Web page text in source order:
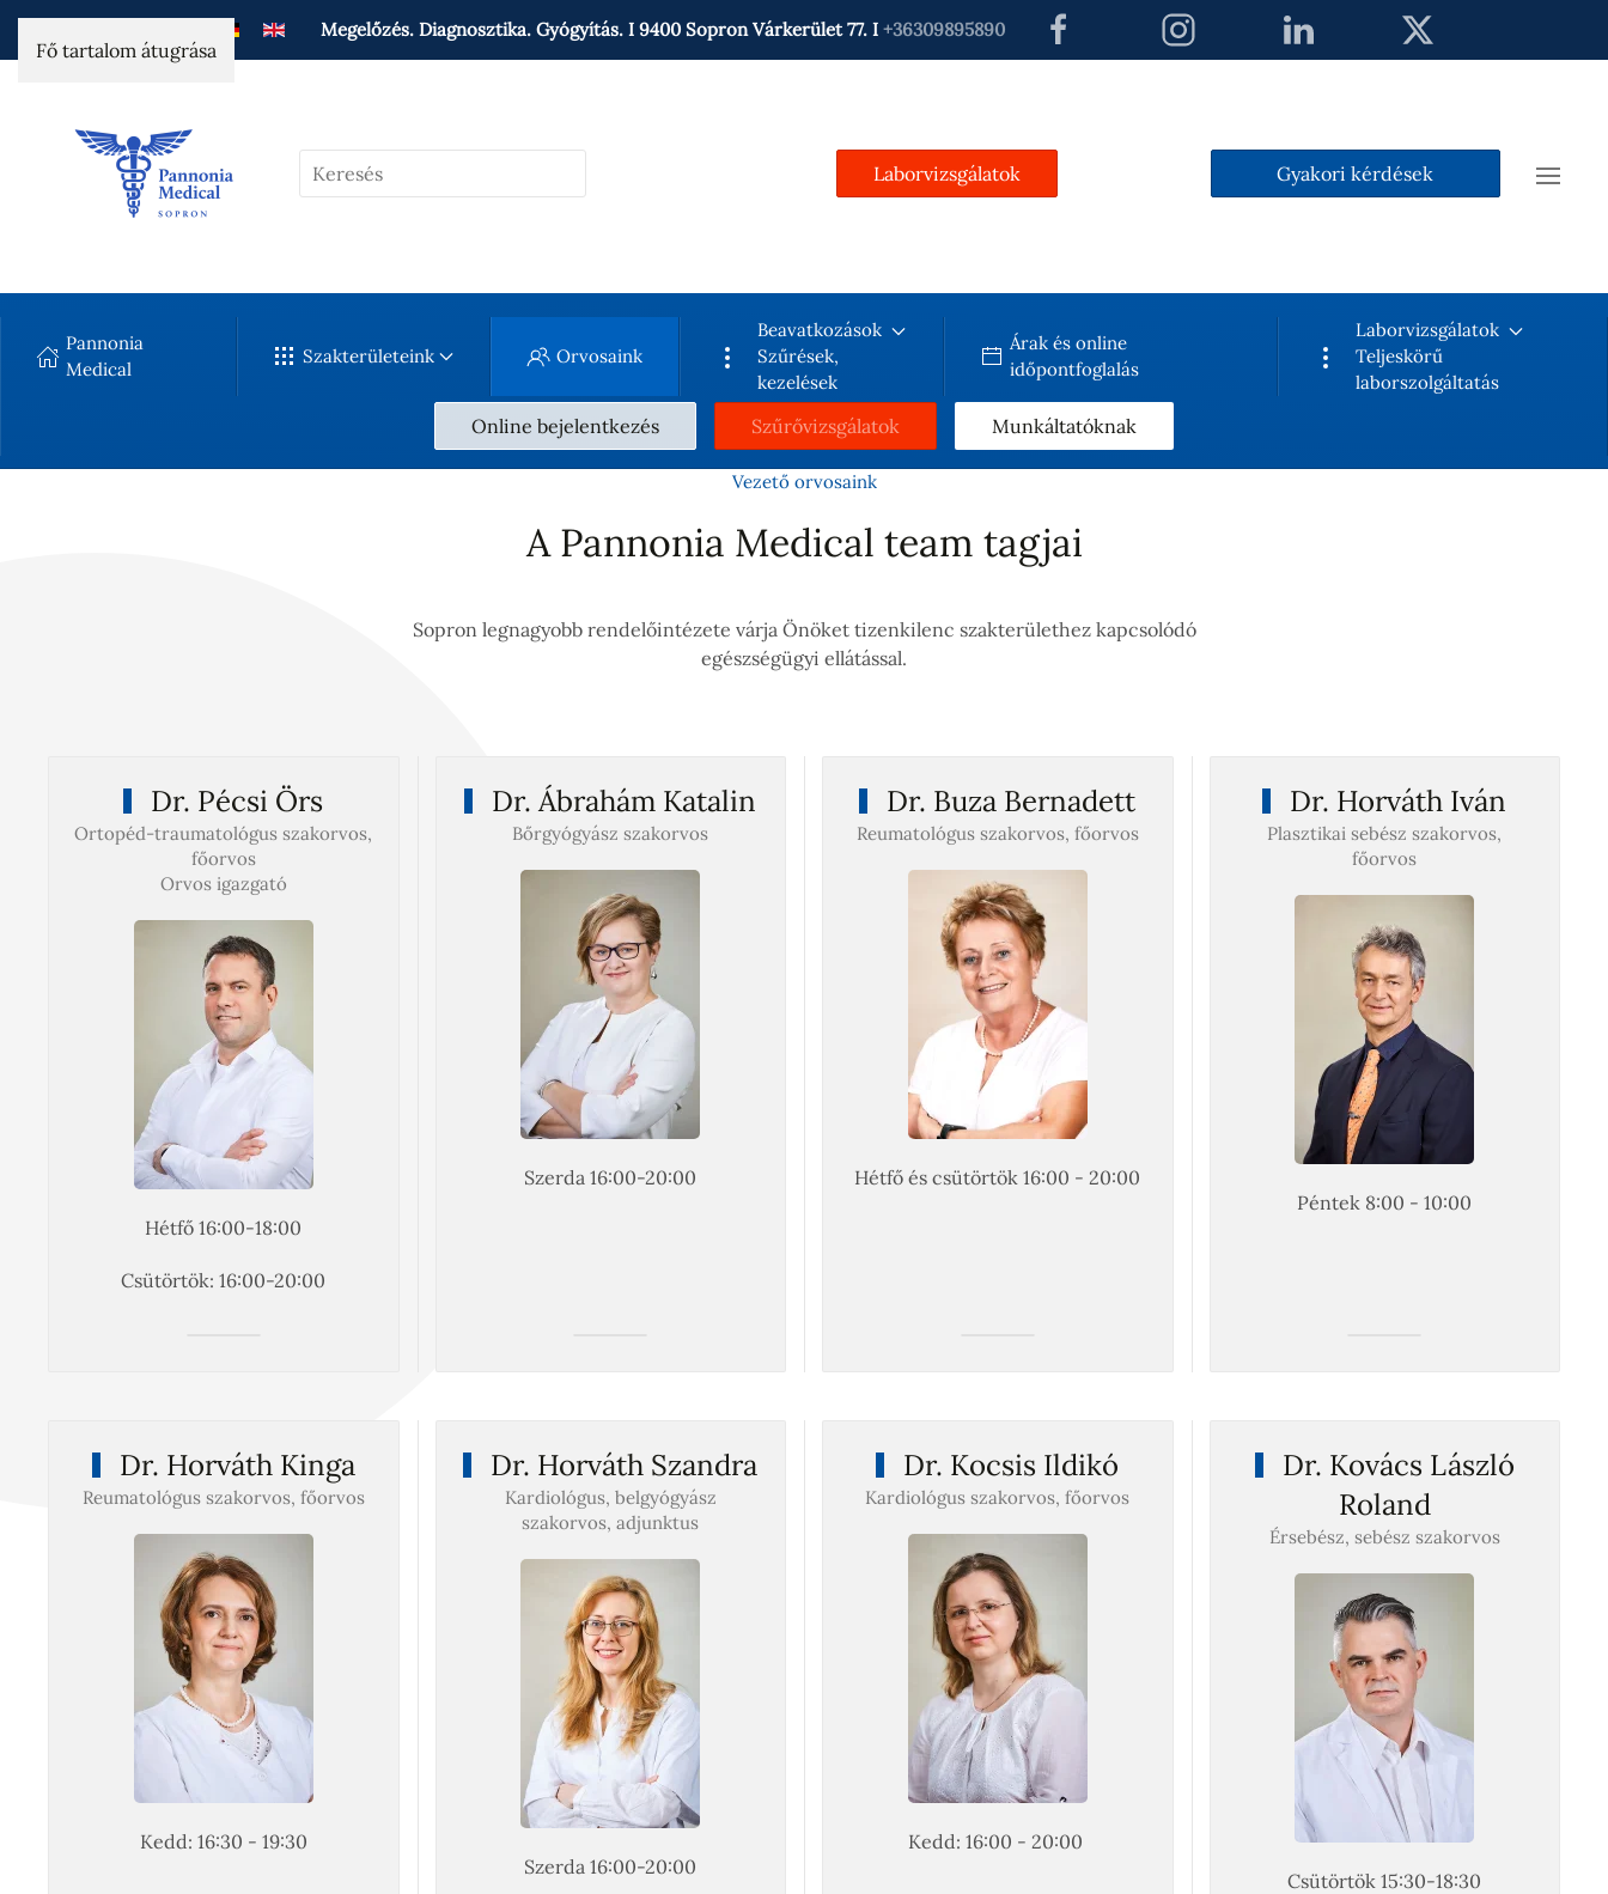
Fő tartalom átugrása
Megelőzés. Diagnosztika. Gyógyítás. I 9400 Sopron Várkerület 77. I +36309895890
Laborvizsgálatok Gyakori kérdések
Pannonia
Medical
Szakterületeink Orvosaink
Beavatkozások
Szűrések,
kezelések
Árak és online
időpontfoglalás
Laborvizsgálatok
Teljeskörű
laborszolgáltatás
Online bejelentkezés Szűrővizsgálatok Munkáltatóknak
Vezető orvosaink
A Pannonia Medical team tagjai
Sopron legnagyobb rendelőintézete várja Önöket tizenkilenc szakterülethez kapcsolódó
egészségügyi ellátással.
Dr. Pécsi Örs
Ortopéd-traumatológus szakorvos,
főorvos
Orvos igazgató
Hétfő 16:00-18:00
Csütörtök: 16:00-20:00
Dr. Ábrahám Katalin
Bőrgyógyász szakorvos
Szerda 16:00-20:00
Dr. Buza Bernadett
Reumatológus szakorvos, főorvos
Hétfő és csütörtök 16:00 - 20:00
Dr. Horváth Iván
Plasztikai sebész szakorvos,
főorvos
Péntek 8:00 - 10:00
Dr. Horváth Kinga
Reumatológus szakorvos, főorvos
Kedd: 16:30 - 19:30
Dr. Horváth Szandra
Kardiológus, belgyógyász
szakorvos, adjunktus
Szerda 16:00-20:00
Dr. Kocsis Ildikó
Kardiológus szakorvos, főorvos
Kedd: 16:00 - 20:00
Dr. Kovács László
Roland
Érsebész, sebész szakorvos
Csütörtök 15:30-18:30